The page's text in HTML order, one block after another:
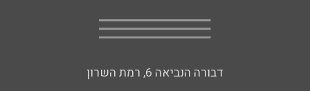
דבורה הנביאה 6, רמת השרון